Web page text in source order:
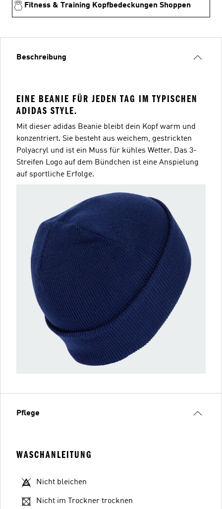
Fitness & Training Kopfbedeckungen Shoppen
Beschreibung
EINE BEANIE FÜR JEDEN TAG IM TYPISCHEN
ADIDAS STYLE.
Mit dieser adidas Beanie bleibt dein Kopf warm und
konzentriert. Sie besteht aus weichem, gestrickten
Polyacryl und ist ein Muss für kühles Wetter. Das 3-
Streifen Logo auf dem Bündchen ist eine Anspielung
auf sportliche Erfolge.
Pflege
WASCHANLEITUNG
Nicht bleichen
Nicht im Trockner trocknen